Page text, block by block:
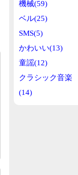
機械(59)
ベル(25)
SMS(5)
かわいい(13)
童謡(12)
クラシック音楽
(14)